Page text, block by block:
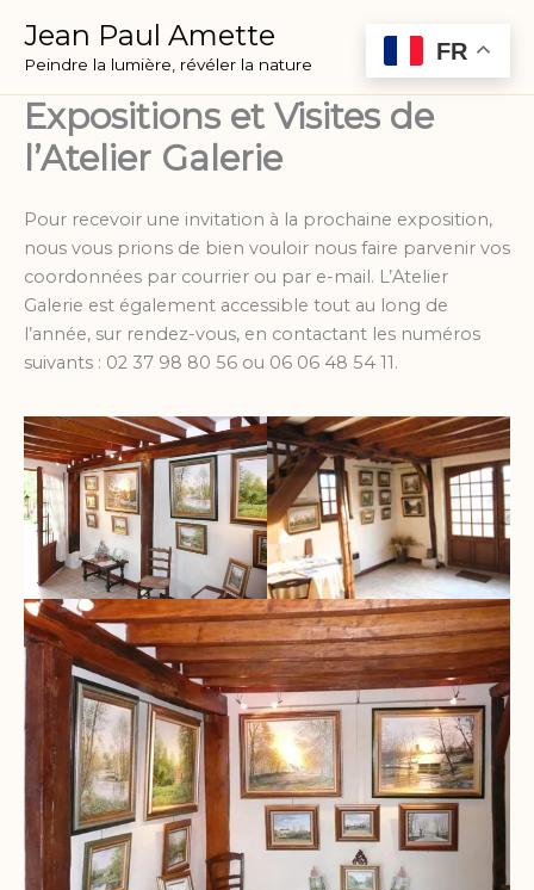
principal
contenu
Jean Paul Amette
Peindre la lumière, révéler la nature
Expositions et Visites de
l’Atelier Galerie
Pour recevoir une invitation à la prochaine exposition,
nous vous prions de bien vouloir nous faire parvenir vos
coordonnées par courrier ou par e-mail. L’Atelier
Galerie est également accessible tout au long de
l’année, sur rendez-vous, en contactant les numéros
suivants : 02 37 98 80 56 ou 06 06 48 54 11.
FR